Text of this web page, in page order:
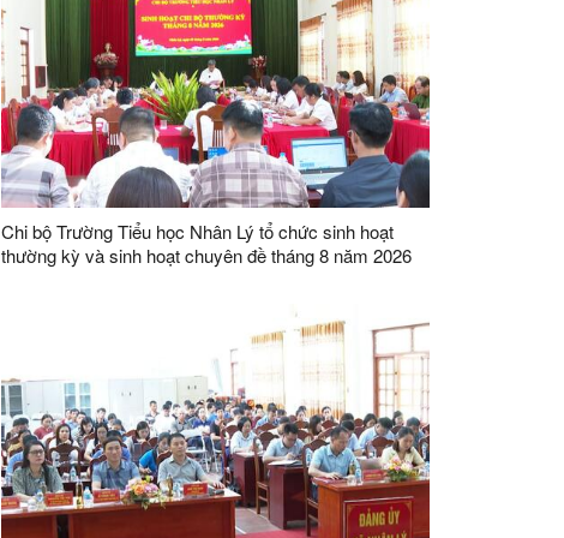
Chi bộ Trường Tiểu học Nhân Lý tổ chức sinh hoạt
thường kỳ và sinh hoạt chuyên đề tháng 8 năm 2026